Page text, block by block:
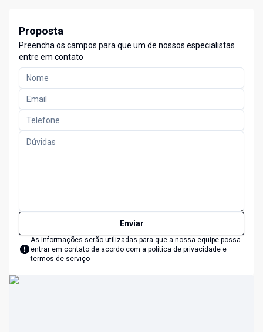
Proposta
Preencha os campos para que um de nossos especialistas
entre em contato
Enviar
As informações serão utilizadas para que a nossa equipe possa
entrar em contato de acordo com a política de privacidade e
termos de serviço